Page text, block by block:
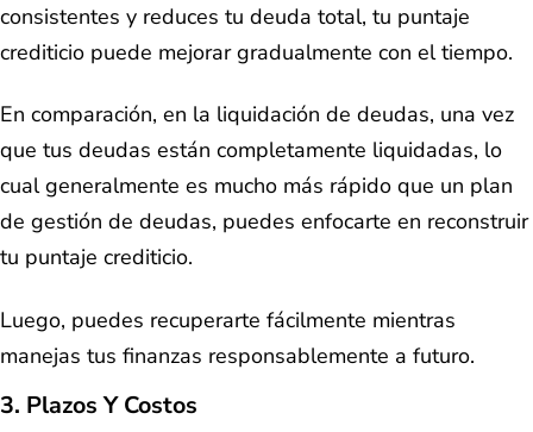
consistentes y reduces tu deuda total, tu puntaje
crediticio puede mejorar gradualmente con el tiempo.
En comparación, en la liquidación de deudas, una vez
que tus deudas están completamente liquidadas, lo
cual generalmente es mucho más rápido que un plan
de gestión de deudas, puedes enfocarte en reconstruir
tu puntaje crediticio.
Luego, puedes recuperarte fácilmente mientras
manejas tus finanzas responsablemente a futuro.
3. Plazos Y Costos